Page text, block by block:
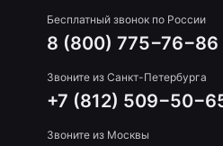
Бесплатный звонок по России
8 (800) 775−76−86
Звоните из Санкт-Петербурга
+7 (812)
Звоните из Москвы